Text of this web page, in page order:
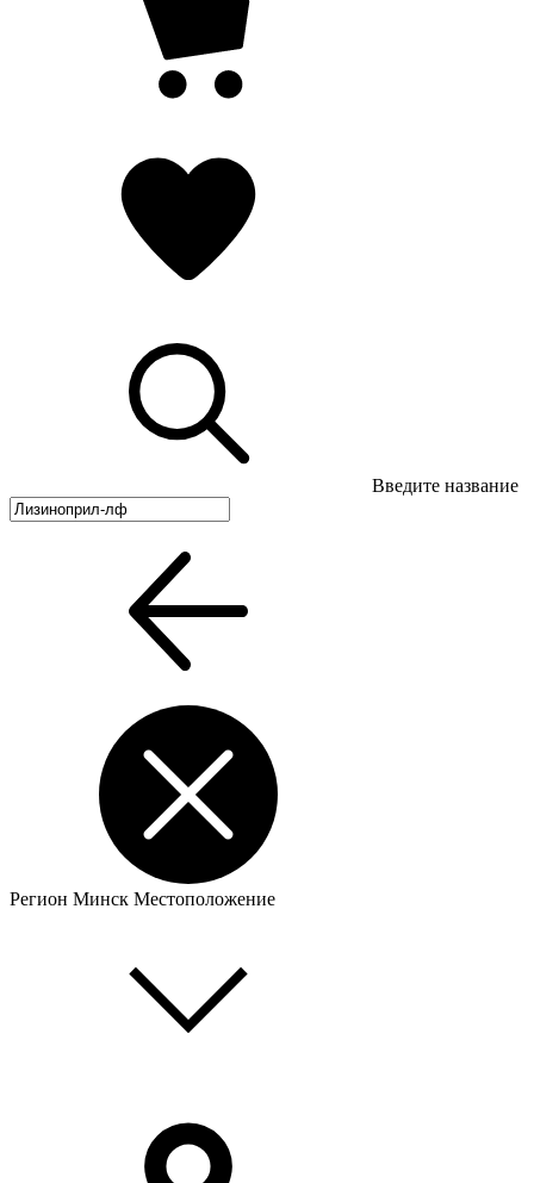
Введите название
Регион Минск Местоположение